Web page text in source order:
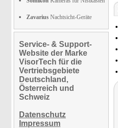
Zavarius Nachtsicht-Geräte
Service- & Support-
Website der Marke
VisorTech für die
Vertriebsgebiete
Deutschland,
Österreich und
Schweiz
Datenschutz
Impressum